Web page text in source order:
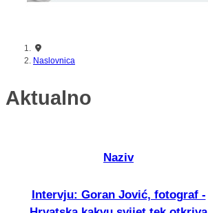
Naslovnica
Aktualno
Naziv
Intervju: Goran Jović, fotograf -